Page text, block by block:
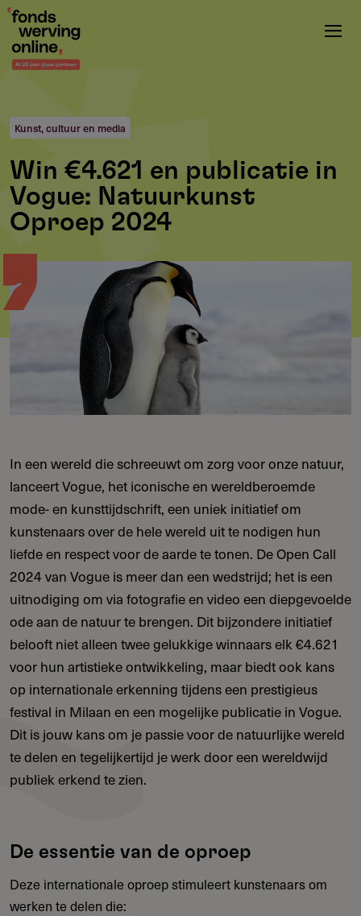
Overslaan
naar
de
gaan
Kunst, cultuur en media
Win €4.621 en publicatie in
Vogue: Natuurkunst
Oproep 2024
In een wereld die schreeuwt om zorg voor onze natuur,
lanceert Vogue, het iconische en wereldberoemde
mode- en kunsttijdschrift, een uniek initiatief om
kunstenaars over de hele wereld uit te nodigen hun
liefde en respect voor de aarde te tonen. De Open Call
2024 van Vogue is meer dan een wedstrijd; het is een
uitnodiging om via fotografie en video een diepgevoelde
ode aan de natuur te brengen. Dit bijzondere initiatief
belooft niet alleen twee gelukkige winnaars elk €4.621
voor hun artistieke ontwikkeling, maar biedt ook kans
op internationale erkenning tijdens een prestigieus
festival in Milaan en een mogelijke publicatie in Vogue.
Dit is jouw kans om je passie voor de natuurlijke wereld
te delen en tegelijkertijd je werk door een wereldwijd
publiek erkend te zien.
De essentie van de oproep
Deze internationale oproep stimuleert kunstenaars om
werken te delen die: